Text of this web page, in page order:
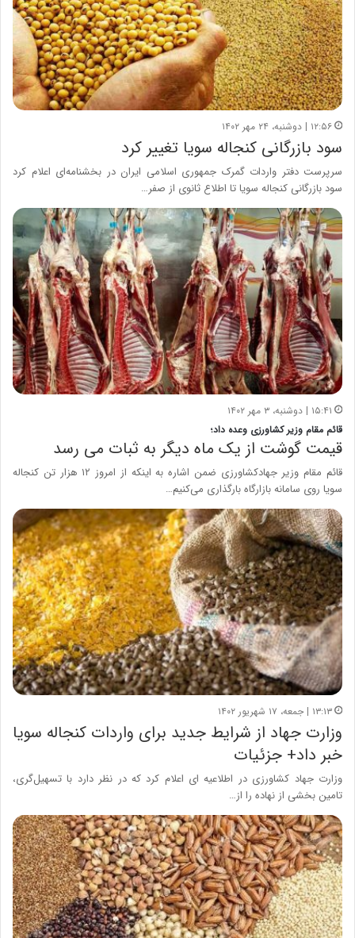
۱۲:۵۶ | دوشنبه، ۲۴ مهر ۱۴۰۲
سود بازرگانی کنجاله سویا تغییر کرد
سرپرست دفتر واردات گمرک جمهوری اسلامی ایران در بخشنامه‌ای اعلام کرد
سود بازرگانی کنجاله سویا تا اطلاع ثانوی از صفر…
۱۵:۴۱ | دوشنبه، ۳ مهر ۱۴۰۲
قائم مقام وزیر کشاورزی وعده داد؛
قیمت گوشت از یک ماه دیگر به ثبات می رسد
قائم مقام وزیر جهادکشاورزی ضمن اشاره به اینکه از امروز ۱۲ هزار تن کنجاله
سویا روی سامانه بازارگاه بارگذاری می‌کنیم…
۱۳:۱۳ | جمعه، ۱۷ شهریور ۱۴۰۲
وزارت جهاد از شرایط جدید برای واردات کنجاله سویا
خبر داد+ جزئیات
وزارت جهاد کشاورزی در اطلاعیه ای اعلام کرد که در نظر دارد با تسهیل‌گری‏،
تامین بخشی از نهاده‌ را از…